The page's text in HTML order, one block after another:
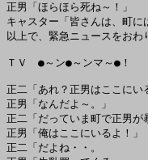
正男「ほらほら死ね～！」
キャスター「皆さんは、町に
以上で、緊急ニュースをおわ
ＴＶ　●～ン●～ンマ～●！
正二「あれ？正男はここにい
正男「なんだよ～。」
正二「だっていま町で正男が
正男「俺はここにいるよ！」
正二「だよね・・。